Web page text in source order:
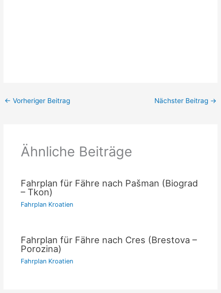
← Vorheriger Beitrag Nächster Beitrag →
Ähnliche Beiträge
Fahrplan für Fähre nach Pašman (Biograd
– Tkon)
Fahrplan Kroatien
Fahrplan für Fähre nach Cres (Brestova –
Porozina)
Fahrplan Kroatien